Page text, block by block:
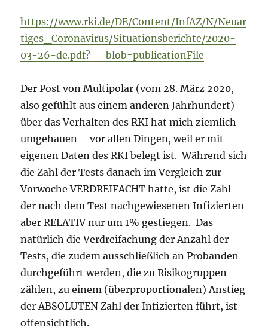
https://www.rki.de/DE/Content/InfAZ/N/Neuar
tiges_Coronavirus/Situationsberichte/2020-
03-26-de.pdf?__blob=publicationFile
Der Post von Multipolar (vom 28. März 2020,
also gefühlt aus einem anderen Jahrhundert)
über das Verhalten des RKI hat mich ziemlich
umgehauen – vor allen Dingen, weil er mit
eigenen Daten des RKI belegt ist. Während sich
die Zahl der Tests danach im Vergleich zur
Vorwoche VERDREIFACHT hatte, ist die Zahl
der nach dem Test nachgewiesenen Infizierten
aber RELATIV nur um 1% gestiegen. Das
natürlich die Verdreifachung der Anzahl der
Tests, die zudem ausschließlich an Probanden
durchgeführt werden, die zu Risikogruppen
zählen, zu einem (überproportionalen) Anstieg
der ABSOLUTEN Zahl der Infizierten führt, ist
offensichtlich.